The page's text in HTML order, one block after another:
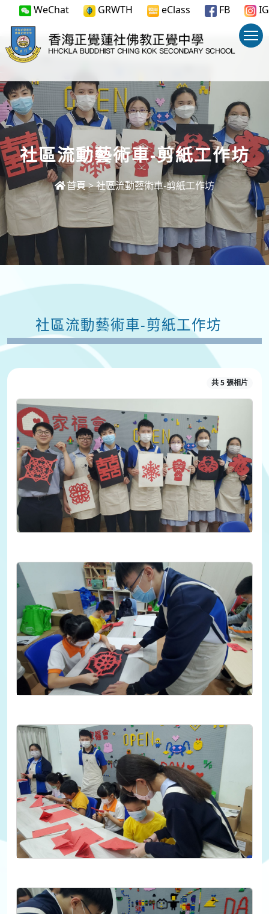
WeChat GRWTH eClass FB IG
社區流動藝術車-剪紙工作坊
首頁>社區流動藝術車-剪紙工作坊
社區流動藝術車-剪紙工作坊
共 5 張相片